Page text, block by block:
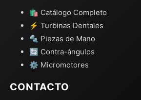
🛍️ Catálogo Completo
⚡ Turbinas Dentales
🔩 Piezas de Mano
🔄 Contra-ángulos
⚙️ Micromotores
CONTACTO